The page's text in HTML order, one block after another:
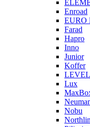
Enroad
EURO
Farad
Hapro
Inno
Junior
Koffer
LEVEL
Lux
Nobu